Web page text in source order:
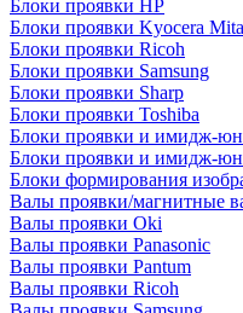
Блоки проявки HP
Блоки проявки Kyocera Mita
Блоки проявки Ricoh
Блоки проявки Samsung
Блоки проявки Sharp
Блоки проявки Toshiba
Блоки проявки и имидж-
Блоки проявки и имидж-
Блоки формирования
Валы проявки/магнитные
Валы проявки Oki
Валы проявки Panasonic
Валы проявки Pantum
Валы проявки Ricoh